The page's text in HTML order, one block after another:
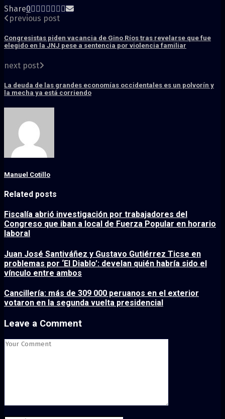
Share0
previous post
Congresistas piden vacancia de Gino Ríos tras revelarse que fue
elegido en la JNJ pese a sentencia por violencia familiar
next post
La deuda de las grandes economías occidentales es un polvorín y
la mecha ya está corriendo
Manuel Cotillo
Related posts
Fiscalía abrió investigación por trabajadores del
Congreso que iban a local de Fuerza Popular en horario
laboral
Juan José Santiváñez y Gustavo Gutiérrez Ticse en
problemas por ‘El Diablo’: develan quién habría sido el
vínculo entre ambos
Cancillería: más de 309 000 peruanos en el exterior
votaron en la segunda vuelta presidencial
Leave a Comment